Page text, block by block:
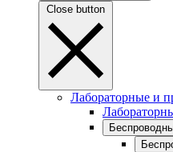
Close button
Лабораторные и